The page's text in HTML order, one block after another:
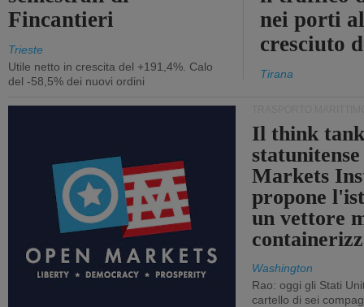
Fincantieri
Trieste
Utile netto in crescita del +191,4%. Calo
del -58,5% dei nuovi ordini
nei porti
cresciuto
Tirana
Il think
Markets
propone
un vettore
Washington
Rao: oggi gli Stati
cartello di sei